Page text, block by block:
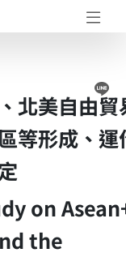
果典藏庫
北美自由貿
等形成、運
on
the